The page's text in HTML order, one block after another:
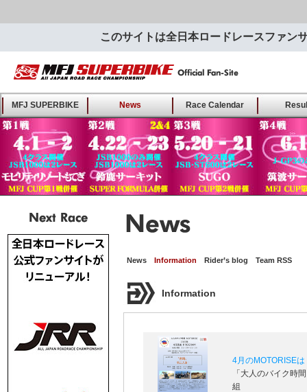
このサイトは全日本ロードレースファン
MFJ SUPERBIKE ALL
JAPAN ROAD RACE
CHAMPIONSHIP - Offical
Fan-Site
MFJ SUPERBIKE News Race Calendar
Next Race
News Information Rider’s blog Team RSS
Information
4月のMOTORISE
「大人のバイク時
組